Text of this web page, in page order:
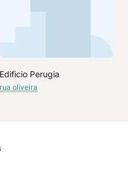
Edificio Perugia
rua oliveira